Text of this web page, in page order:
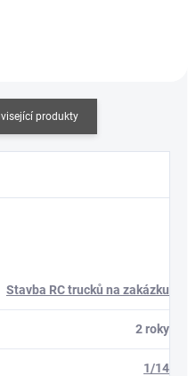
produkty
Stavba RC trucků na zakázku
2 roky
1/14